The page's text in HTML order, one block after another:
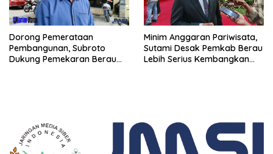
Dorong Pemerataan
Pembangunan, Subroto
Dukung Pemekaran Berau
Minim Anggaran Pariwisata,
Sutami Desak Pemkab Berau
Lebih Serius Kembangkan